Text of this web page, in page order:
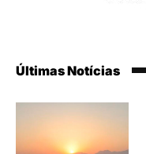
Últimas Notícias